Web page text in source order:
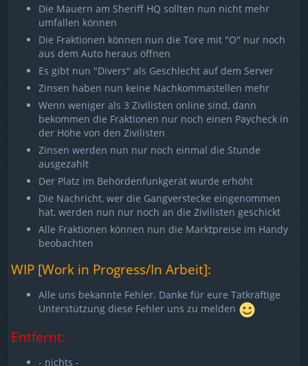
Die Mauern am Sheriff HQ sollten nun nicht mehr
umfallen können
Die Fraktionen können nun die Tore mit "O" nur noch
aus dem Auto heraus öffnen
Es gibt nun "Divers" als Geschlecht auf dem Server
Zinsen haben nun keine Nachkommastellen mehr
Wenn weniger als 3 Zivilisten online sind, dann
bekommen die Fraktionen nur noch einen Paycheck in
der Höhe von den Zivilisten
Zinsen werden nun nur noch einmal die Stunde
ausgezahlt
Der Platz im Behördenfunkgerät wurde erhöht
Die Nachricht, wer die Gangverstecke eingenommen
hat, werden nun nur noch an die Zivilisten geschickt
Alle Fraktionen können nun die Marktpreise im Handy
beobachten
WIP [Work in Progress/In Arbeit]:
Alle uns bekannte Fehler. Danke für eure Tatkräftige
Unterstützung diese Fehler uns zu melden
Entfernt:
- nichts -